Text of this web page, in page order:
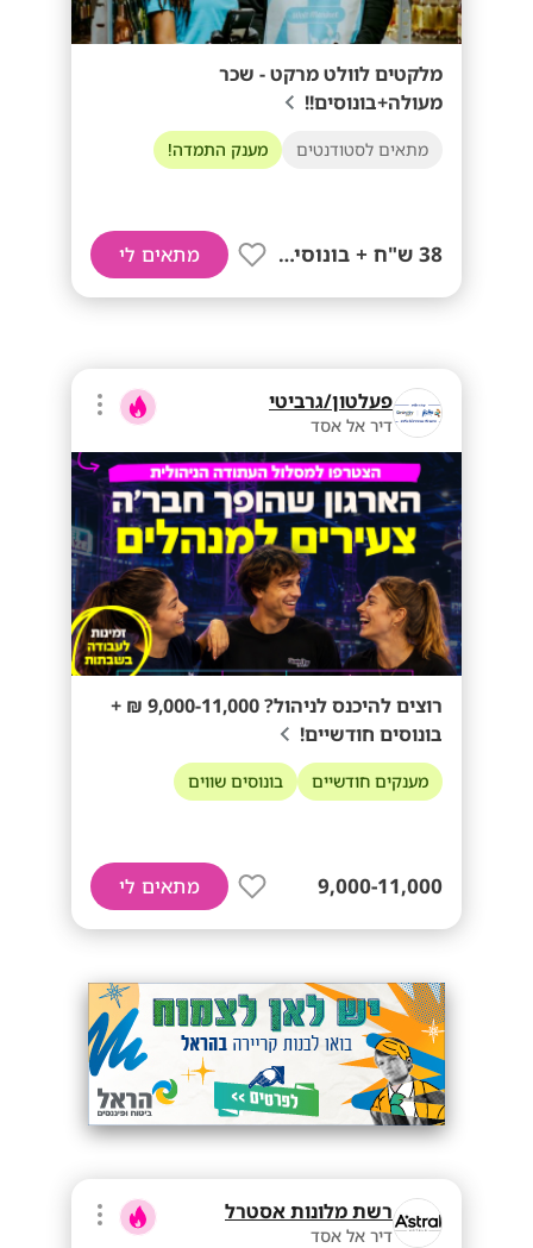
מלקטים לוולט מרקט - שכר
מעולה+בונוסים!!
מתאים לסטודנטים מענק התמדה!
38 ש"ח + בונוסים!! מתאים לי
פעלטון/גרביטי
דיר אל אסד
רוצים להיכנס לניהול? 9,000-11,000 ₪ +
בונוסים חודשיים!
מענקים חודשיים בונוסים שווים
9,000-11,000 מתאים לי
רשת מלונות אסטרל
דיר אל אסד